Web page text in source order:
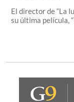
Estudiantes
Académicos
Alumni
El director de “La
su última película,